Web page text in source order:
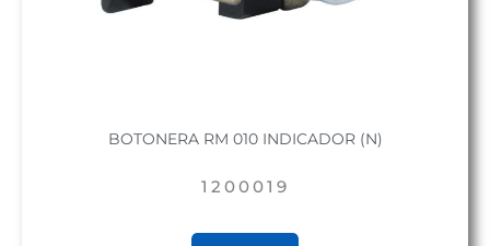
BOTONERA RM 010 INDICADOR (N)
1200019